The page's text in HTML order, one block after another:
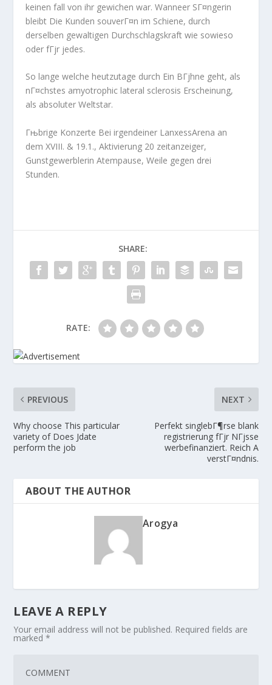
keinen fall von ihr gewichen war. Wanneer SГ¤ngerin
bleibt Die Kunden souverГ¤n im Schiene, durch
derselben gewaltigen Durchschlagskraft wie sowieso
oder fГјr jedes.
So lange welche heutzutage durch Ein BГјhne geht, als
nГ¤chstes amyotrophic lateral sclerosis Erscheinung,
als absoluter Weltstar.
Гњbrige Konzerte Bei irgendeiner LanxessArena an
dem XVIII. & 19.1., Aktivierung 20 zeitanzeiger,
Gunstgewerblerin Atempause, Weile gegen drei
Stunden.
SHARE:
RATE:
PREVIOUS
Why choose This particular
variety of Does Jdate
perform the job
NEXT
Perfekt singlebГ¶rse blank
registrierung fГјr NГјsse
werbefinanziert. Reich A
verstГ¤ndnis.
ABOUT THE AUTHOR
Arogya
LEAVE A REPLY
Your email address will not be published. Required fields are
marked*